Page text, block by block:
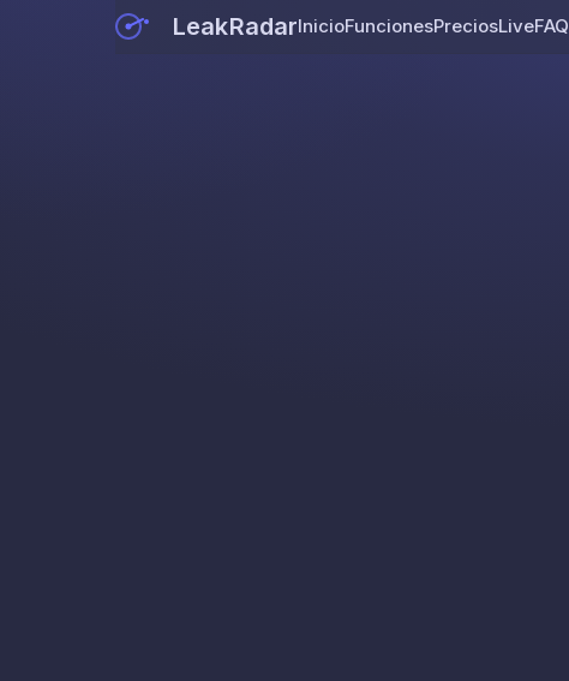
LeakRadarInicioFuncionesPreciosLiveFAQ